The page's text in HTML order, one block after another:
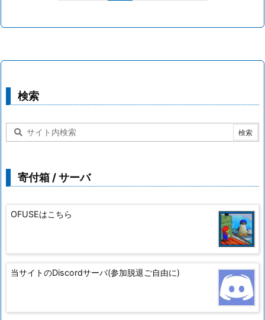
検索
寄付箱 / サーバ
OFUSEはこちら
当サイトのDiscordサーバ(参加脱退ご自由に)